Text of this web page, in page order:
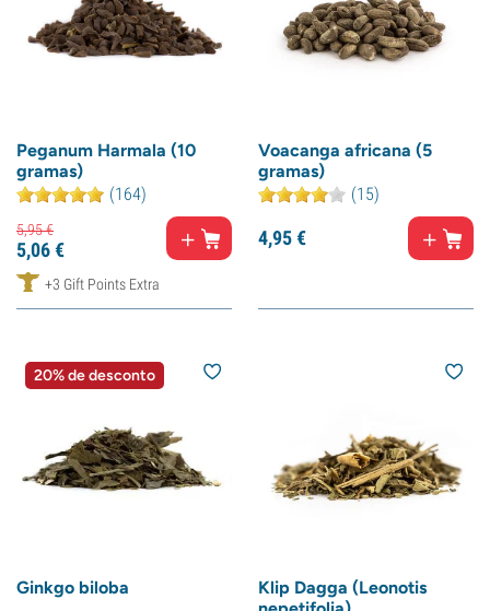
Peganum Harmala (10
gramas)
(164)
5,95€
5,06€
+3 Gift Points Extra
Voacanga africana (5
gramas)
(15)
4,95€
20% de desconto
Ginkgo biloba
Klip Dagga (Leonotis